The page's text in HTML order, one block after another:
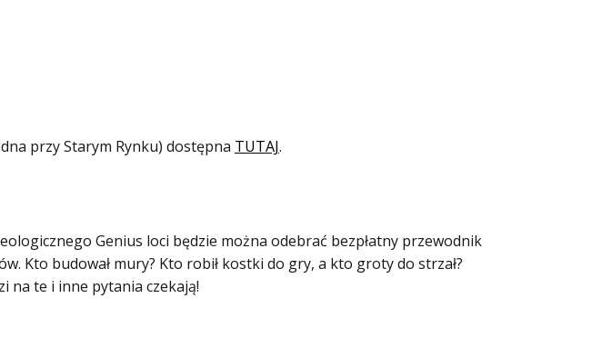
przy Starym Rynku) dostępna TUTAJ.
Genius loci będzie można odebrać bezpłatny przewodnik
Kto budował mury? Kto robił kostki do gry, a kto groty do strzał?
na te i inne pytania czekają!